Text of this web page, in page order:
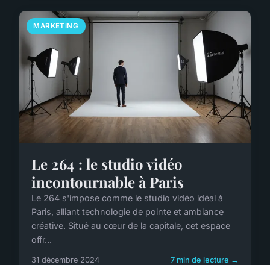
MARKETING
Le 264 : le studio vidéo
incontournable à Paris
Le 264 s'impose comme le studio vidéo idéal à
Paris, alliant technologie de pointe et ambiance
créative. Situé au cœur de la capitale, cet espace
offr...
31 décembre 2024 7 min de lecture →